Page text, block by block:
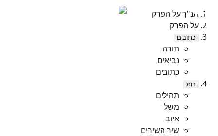
תנ"ך על הפרק
על הפרק
כתובים
תורה
נביאים
כתובים
רות
תהילים
משלי
איוב
שיר השירים